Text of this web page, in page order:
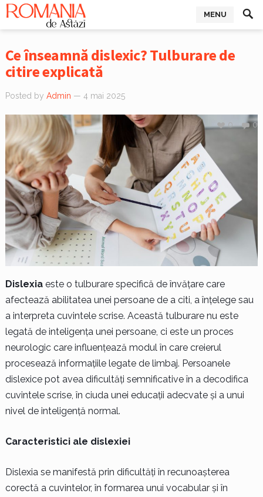
MENU
Ce înseamnă dislexic? Tulburare de
citire explicată
Posted by Admin — 4 mai 2025
0
0
Dislexiaeste o tulburare specifică de învățare care
afectează abilitatea unei persoane de a citi, a înțelege sau
a interpreta cuvintele scrise. Această tulburare nu este
legată de inteligența unei persoane, ci este un proces
neurologic care influențează modul în care creierul
procesează informațiile legate de limbaj. Persoanele
dislexice pot avea dificultăți semnificative în a decodifica
cuvintele scrise, în ciuda unei educații adecvate și a unui
nivel de inteligență normal.
Caracteristici ale dislexiei
Dislexia se manifestă prin dificultăți în recunoașterea
corectă a cuvintelor, în formarea unui vocabular și în